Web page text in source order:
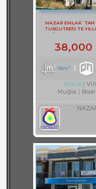
NAZAR EMLAK`TAN
TURGUTREİS TE
KİRALIK BAHÇE
38,000
65m²
Kiralık
Muğla